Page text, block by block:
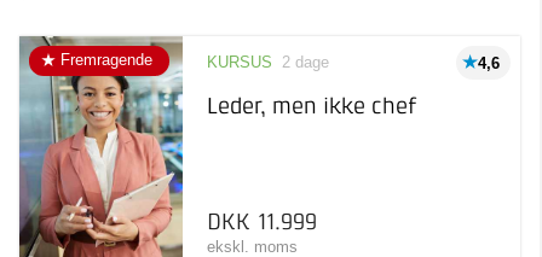
Aarhus 4
Kolding 1
København 4
Online 1
Taastrup 4
Type
Adaptivt onlinekursus
Online læring, der tilpasses
til dig og dit niveau
Kursus
Læring inden for et
specifikt emne
Pris
2.500 kr 12.000 kr
Afholdelsesgaranti
Fremragende 4,6
KURSUS 2 dage
Leder, men ikke chef
DKK 11.999
ekskl. moms